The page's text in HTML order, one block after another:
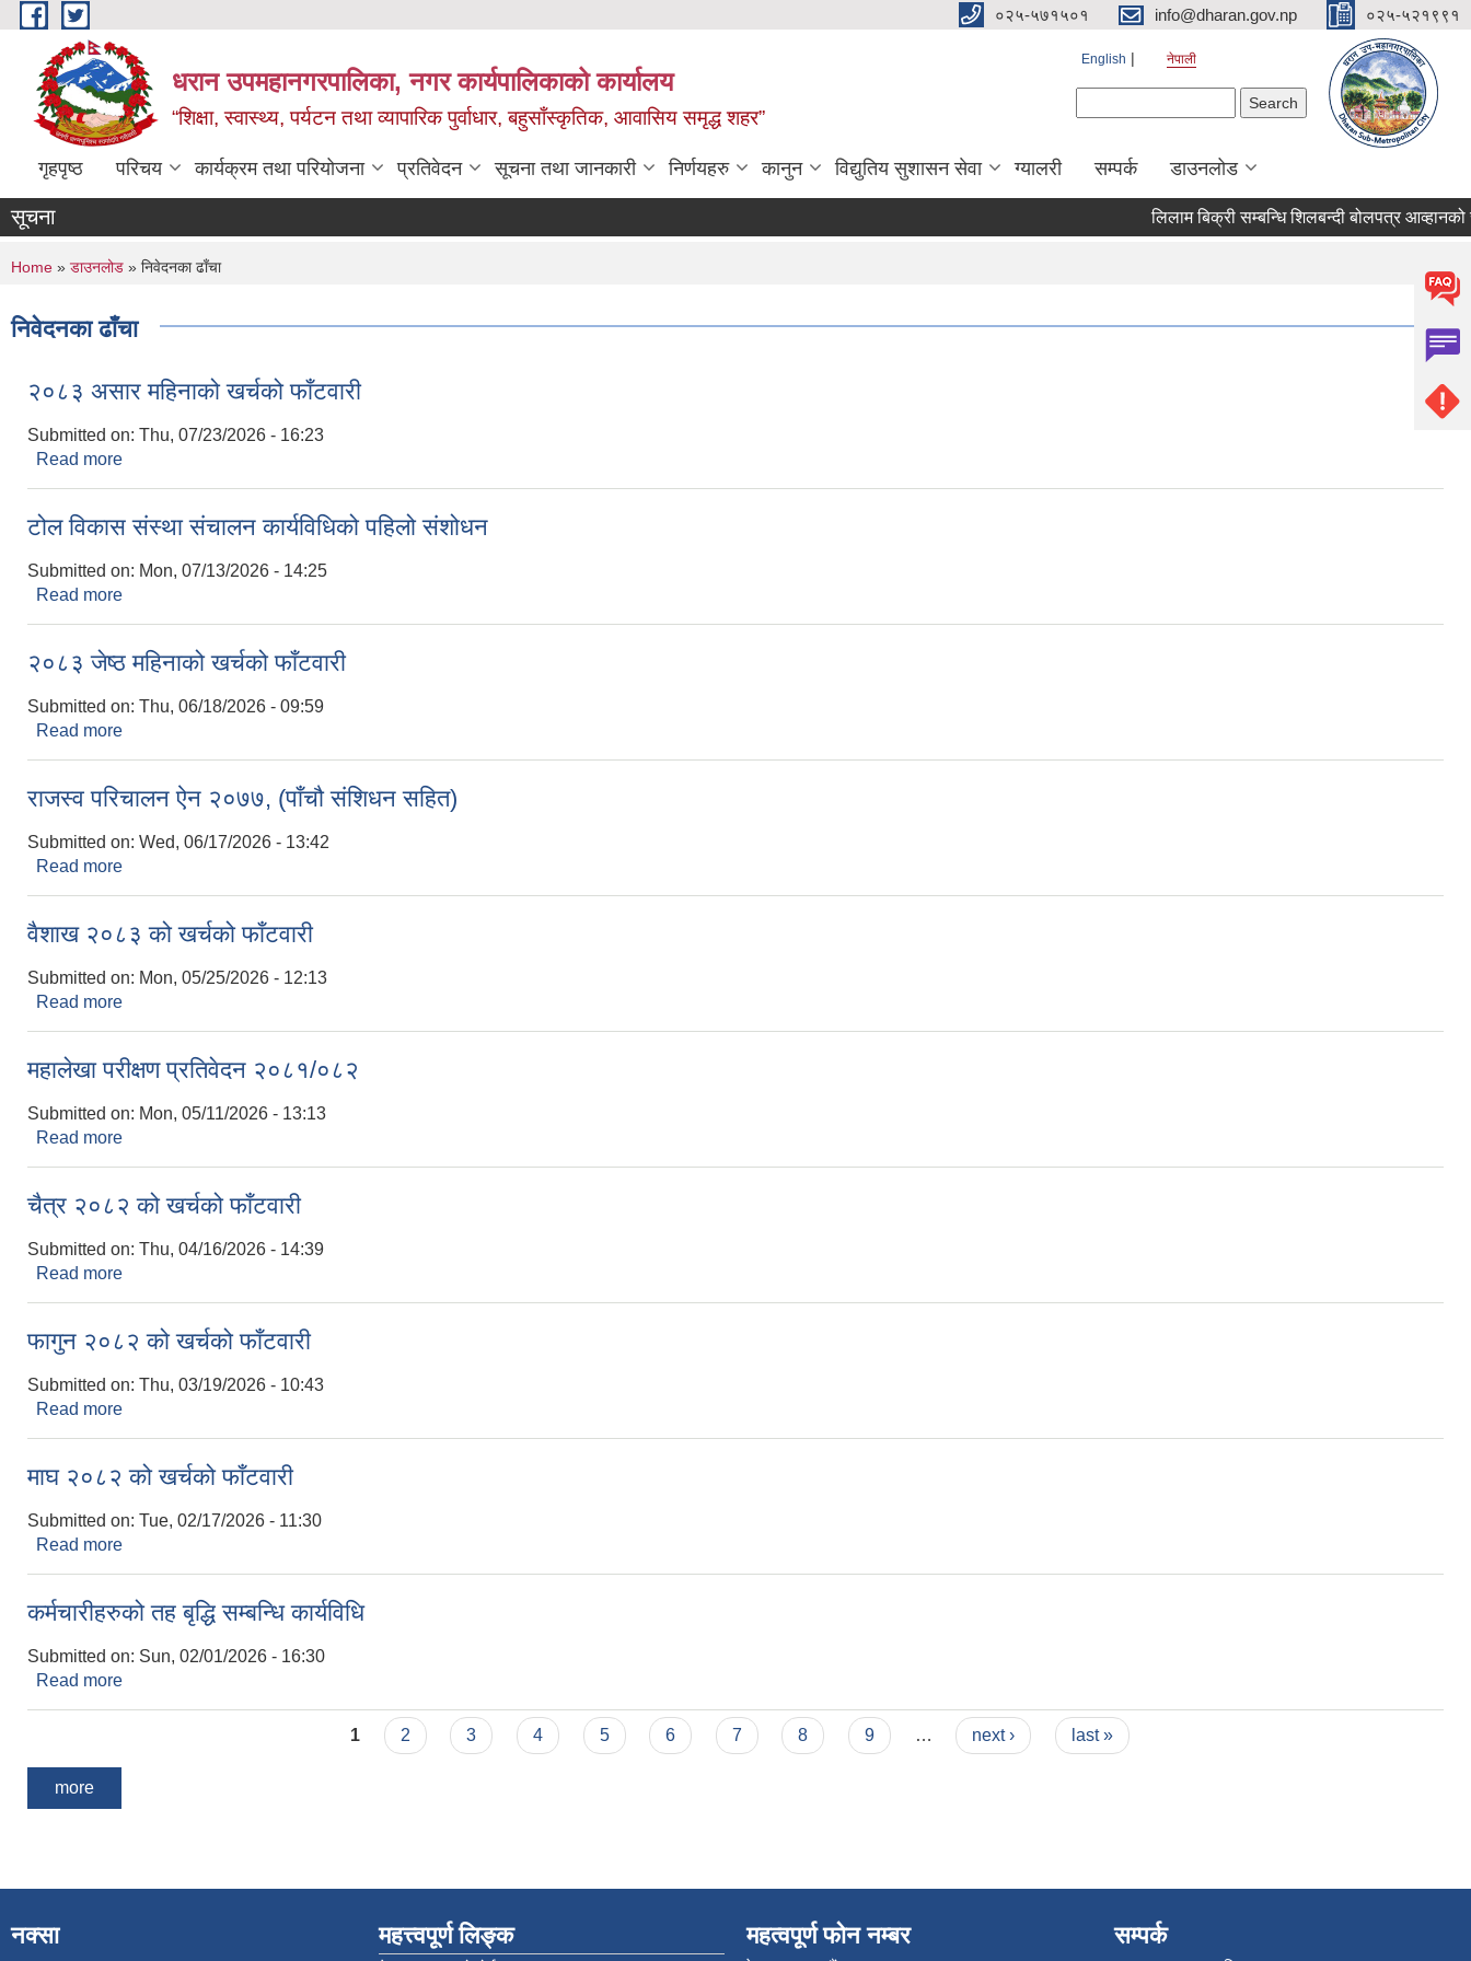
Skip to main content ०२५-५७१५०१ info@dharan.gov.np ०२५-५२१९९१
धरान उपमहानगरपालिका, नगर कार्यपालिकाको कार्यालय
“शिक्षा, स्वास्थ्य, पर्यटन तथा व्यापारिक पुर्वाधार, बहुसाँस्कृतिक, आवासिय समृद्ध शहर”
English नेपाली
गृहपृष्ठ परिचय कार्यक्रम तथा परियोजना प्रतिवेदन सूचना तथा जानकारी निर्णयहरु कानुन विद्युतिय सुशासन सेवा ग्यालरी सम्पर्क डाउनलोड
सूचना लिलाम बिक्री सम्बन्धि शिलबन्दी बोलपत्र
You are here
Home » डाउनलोड » निवेदनका ढाँचा
निवेदनका ढाँचा
२०८३ असार महिनाको खर्चको फाँटवारी
Submitted on: Thu, 07/23/2026 - 16:23
Read more
टोल विकास संस्था संचालन कार्यविधिको पहिलो संशोधन
Submitted on: Mon, 07/13/2026 - 14:25
Read more
२०८३ जेष्ठ महिनाको खर्चको फाँटवारी
Submitted on: Thu, 06/18/2026 - 09:59
Read more
राजस्व परिचालन ऐन २०७७, (पाँचौ संशिधन सहित)
Submitted on: Wed, 06/17/2026 - 13:42
Read more
वैशाख २०८३ को खर्चको फाँटवारी
Submitted on: Mon, 05/25/2026 - 12:13
Read more
महालेखा परीक्षण प्रतिवेदन २०८१/०८२
Submitted on: Mon, 05/11/2026 - 13:13
Read more
चैत्र २०८२ को खर्चको फाँटवारी
Submitted on: Thu, 04/16/2026 - 14:39
Read more
फागुन २०८२ को खर्चको फाँटवारी
Submitted on: Thu, 03/19/2026 - 10:43
Read more
माघ २०८२ को खर्चको फाँटवारी
Submitted on: Tue, 02/17/2026 - 11:30
Read more
कर्मचारीहरुको तह बृद्धि सम्बन्धि कार्यविधि
Submitted on: Sun, 02/01/2026 - 16:30
Read more
1 2 3 4 5 6 7 8 9 … next › last »
more
नक्सा महत्त्वपूर्ण लिङ्क महत्वपूर्ण फोन नम्बर सम्पर्क